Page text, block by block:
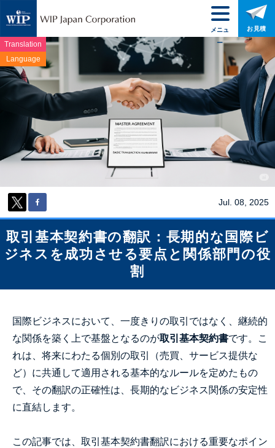
Translation
Language
Jul. 08, 2025
取引基本契約書の翻訳：長期的な国際ビ
ジネスを成功させる要点と関係部門の役
割
国際ビジネスにおいて、一度きりの取引ではなく、継続的
な関係を築く上で基盤となるのが取引基本契約書です。こ
れは、将来にわたる個別の取引（売買、サービス提供な
ど）に共通して適用される基本的なルールを定めたもの
で、その翻訳の正確性は、長期的なビジネス関係の安定性
に直結します。
この記事では、取引基本契約書翻訳における重要なポイン
メニュ
ー
お見積